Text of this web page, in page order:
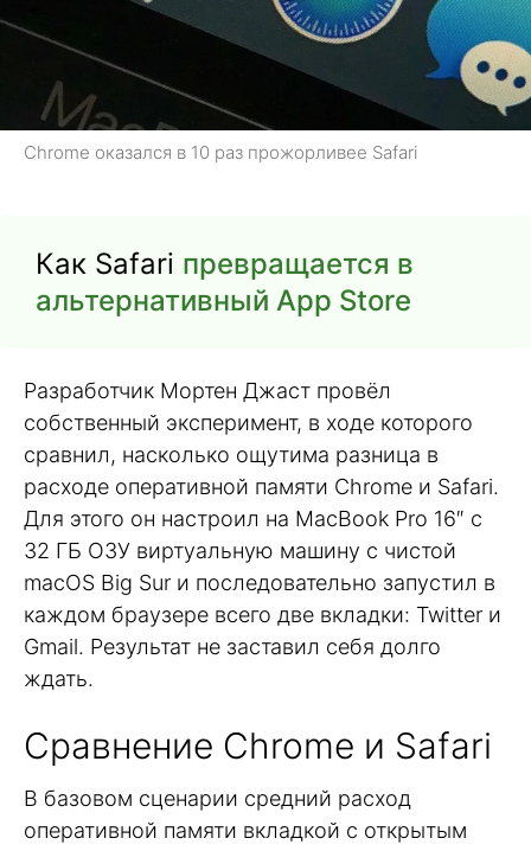
Chrome оказался в 10 раз прожорливее Safari
Как Safari превращается в
альтернативный App Store
Разработчик Мортен Джаст провёл
собственный эксперимент, в ходе которого
сравнил, насколько ощутима разница в
расходе оперативной памяти Chrome и Safari.
Для этого он настроил на MacBook Pro 16″ с
32 ГБ ОЗУ виртуальную машину с чистой
macOS Big Sur и последовательно запустил в
каждом браузере всего две вкладки: Twitter и
Gmail. Результат не заставил себя долго
ждать.
Сравнение Chrome и Safari
В базовом сценарии средний расход
оперативной памяти вкладкой с открытым